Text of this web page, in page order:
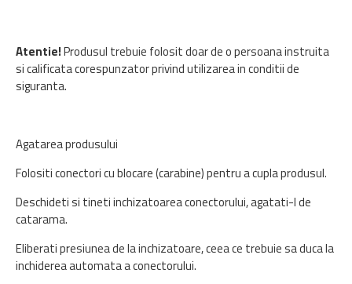
Atentie!Produsul trebuie folosit doar de o persoana instruita
si calificata corespunzator privind utilizarea in conditii de
siguranta.
Agatarea produsului
Folositi conectori cu blocare (carabine) pentru a cupla produsul.
Deschideti si tineti inchizatoarea conectorului, agatati-l de
catarama.
Eliberati presiunea de la inchizatoare, ceea ce trebuie sa duca la
inchiderea automata a conectorului.